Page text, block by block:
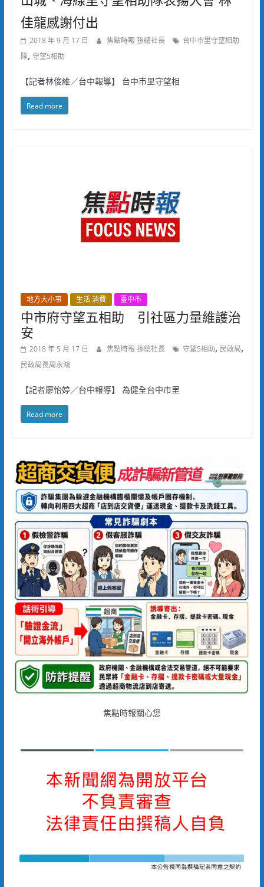
佳龍感謝付出
2018 年 9 月 17 日 焦點時報 孫總社長
台中市里守望相助
隊, 守望5相助
【記者林俊維／台中報導】 台中市里守望相
Read more
地方大小事 生活.消費 臺中市
中市府守望五相助 引社區力量維護治
安
2018 年 5 月 17 日 焦點時報 孫總社長 守望5相助, 民政局,
民政局長周永鴻
【記者廖怡婷／台中報導】 為健全台中市里
Read more
焦點時報關心您